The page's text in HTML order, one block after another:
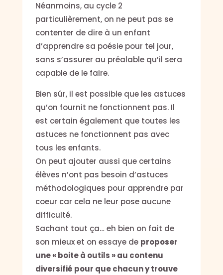
Néanmoins, au cycle 2
particulièrement, on ne peut pas se
contenter de dire à un enfant
d’apprendre sa poésie pour tel jour,
sans s’assurer au préalable qu’il sera
capable de le faire.
Bien sûr, il est possible que les astuces
qu’on fournit ne fonctionnent pas. Il
est certain également que toutes les
astuces ne fonctionnent pas avec
tous les enfants.
On peut ajouter aussi que certains
élèves n’ont pas besoin d’astuces
méthodologiques pour apprendre par
coeur car cela ne leur pose aucune
difficulté.
Sachant tout ça… eh bien on fait de
son mieux et on essaye de proposer
une « boite à outils » au contenu
diversifié pour que chacun y trouve